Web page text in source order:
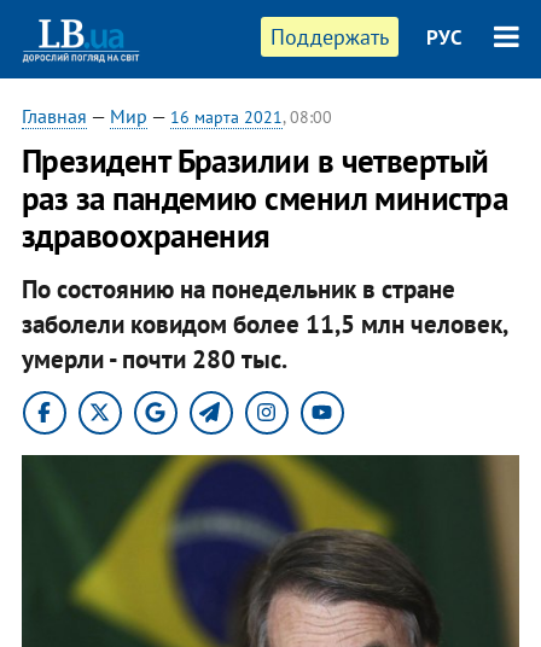
Поддержать РУС
Главная — Мир — 16 марта 2021, 08:00
Президент Бразилии в четвертый
раз за пандемию сменил министра
здравоохранения
По состоянию на понедельник в стране
заболели ковидом более 11,5 млн человек,
умерли - почти 280 тыс.